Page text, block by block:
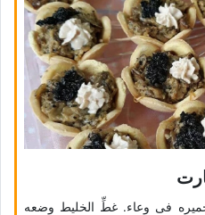
فی وعاء. غطِّ الخلیط وضعه